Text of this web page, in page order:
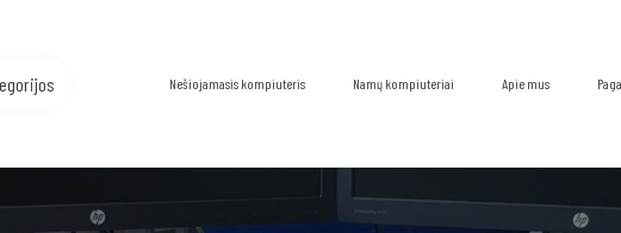
Nešiojamasis kompiuteris Namų kompiuteriai Apie mus